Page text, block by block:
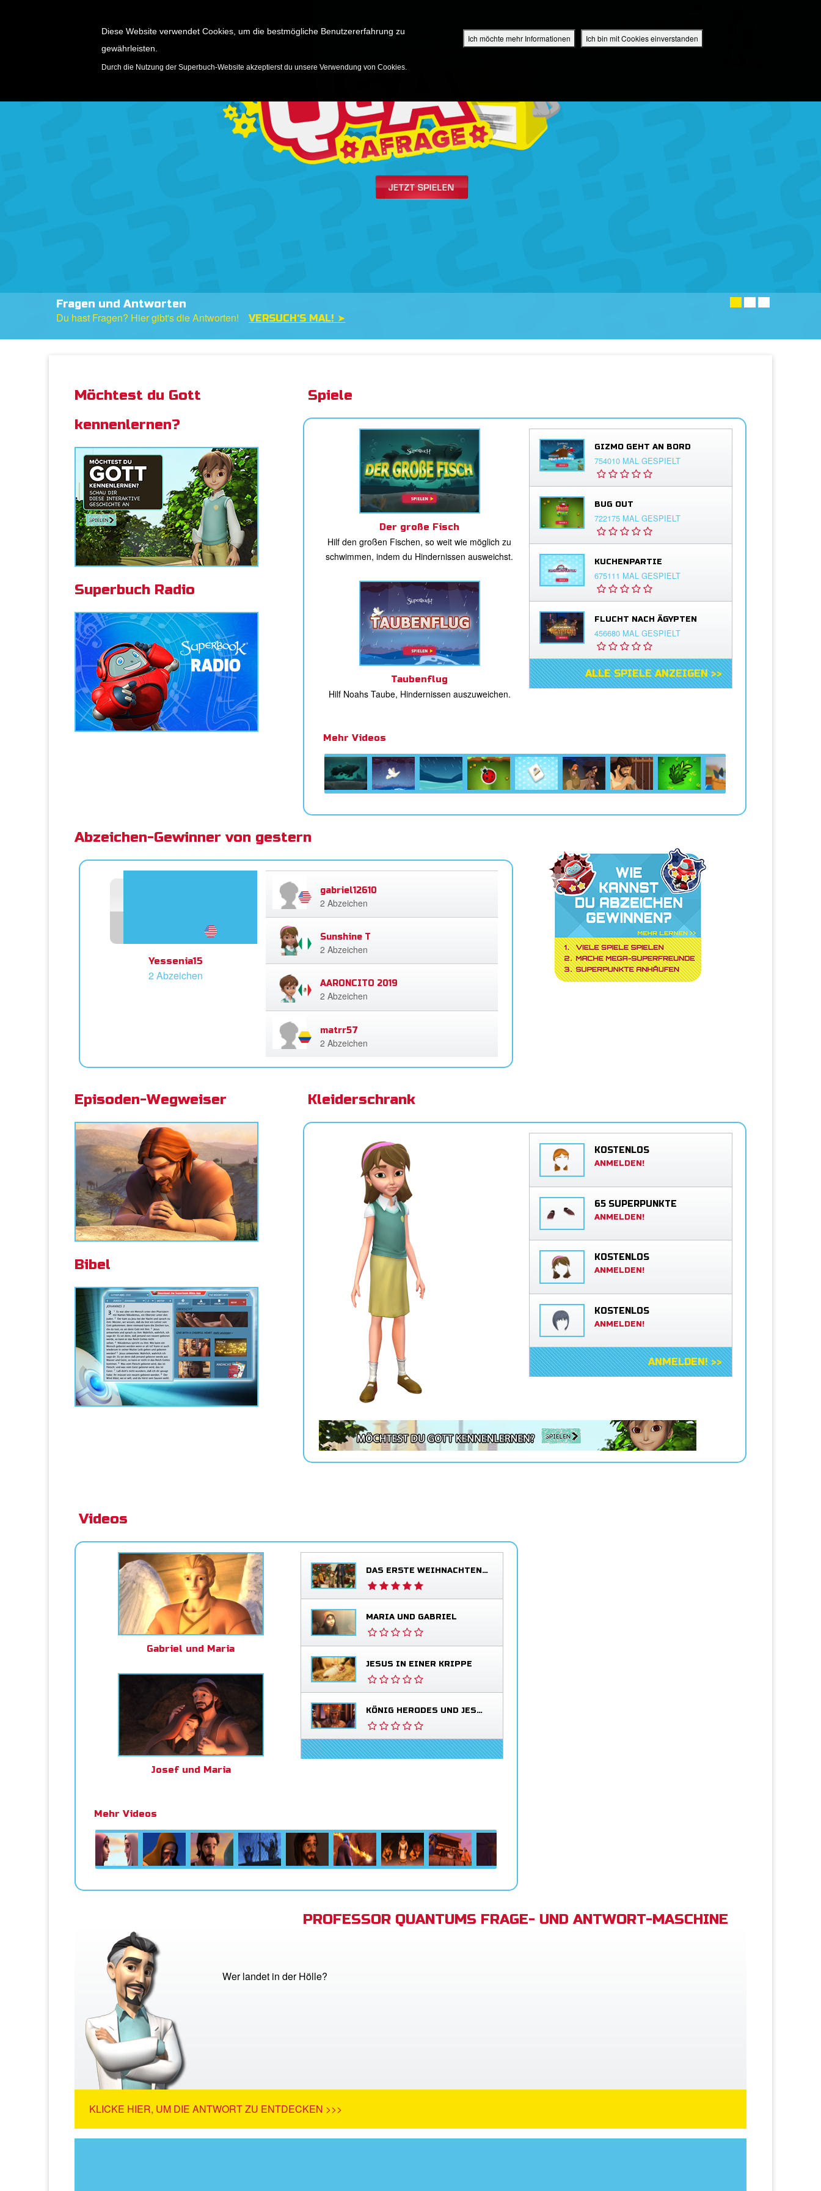
Diese Website verwendet Cookies, um die bestmögliche Benutzererfahrung zu
gewährleisten.
Durch die Nutzung der Superbuch-Website akzeptierst du unsere Verwendung von Cookies.
Ich möchte mehr Informationen Ich bin mit Cookies einverstanden
The FREE Superbook Bible App
Available Now on iPad & Kindle DOWNLOAD NOW! ➤
Möchtest du Gott
kennenlernen?
Superbuch Radio
Spiele
Der große Fisch
Hilf den großen Fischen, so weit wie möglich zu
schwimmen, indem du Hindernissen ausweichst.
Taubenflug
Hilf Noahs Taube, Hindernissen auszuweichen.
GIZMO GEHT AN BORD
754010 MAL GESPIELT
BUG OUT
722175 MAL GESPIELT
KUCHENPARTIE
675111 MAL GESPIELT
FLUCHT NACH ÄGYPTEN
456680 MAL GESPIELT
ALLE SPIELE ANZEIGEN >>
Mehr Videos
Abzeichen-Gewinner von gestern
Yessenia15
2 Abzeichen
gabriel12610
2 Abzeichen
Sunshine T
2 Abzeichen
AARONCITO 2019
2 Abzeichen
matrr57
2 Abzeichen
Episoden-Wegweiser
Bibel
Kleiderschrank
KOSTENLOS
ANMELDEN!
65 SUPERPUNKTE
ANMELDEN!
KOSTENLOS
ANMELDEN!
KOSTENLOS
ANMELDEN!
ANMELDEN! >>
Videos
Gabriel und Maria
Josef und Maria
DAS ERSTE WEIHNACHTEN – DAS ERLÖSUNGSGEDICHT
MARIA UND GABRIEL
JESUS IN EINER KRIPPE
KÖNIG HERODES UND JESUS
Mehr Videos
PROFESSOR QUANTUMS FRAGE- UND ANTWORT-MASCHINE
Wer landet in der Hölle?
KLICKE HIER, UM DIE ANTWORT ZU ENTDECKEN >>>